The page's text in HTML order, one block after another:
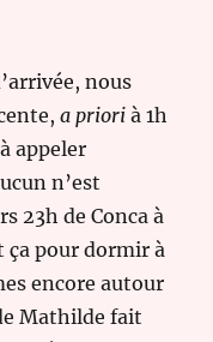
nous
a priori à 1h
appeler
n’est
23h de Conca à
pour dormir à
encore autour
Mathilde fait